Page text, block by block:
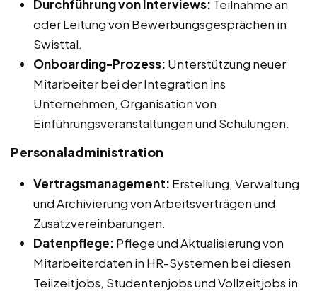
Durchführung von Interviews: Teilnahme an
oder Leitung von Bewerbungsgesprächen in
Swisttal.
Onboarding-Prozess: Unterstützung neuer
Mitarbeiter bei der Integration ins
Unternehmen, Organisation von
Einführungsveranstaltungen und Schulungen.
Personaladministration
Vertragsmanagement: Erstellung, Verwaltung
und Archivierung von Arbeitsverträgen und
Zusatzvereinbarungen.
Datenpflege: Pflege und Aktualisierung von
Mitarbeiterdaten in HR-Systemen bei diesen
Teilzeitjobs, Studentenjobs und Vollzeitjobs in